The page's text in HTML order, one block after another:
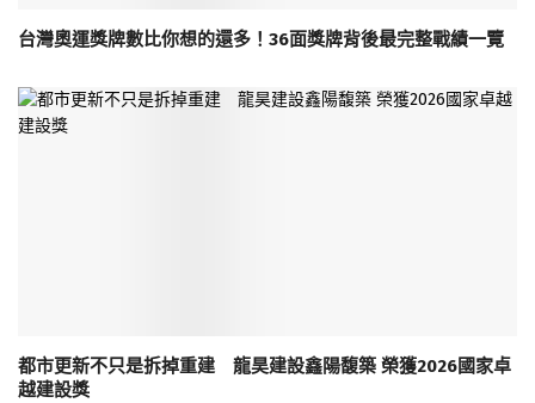
台灣奧運獎牌數比你想的還多！36面獎牌背後最完整戰績一覽
都市更新不只是拆掉重建 龍昊建設鑫陽馥築 榮獲2026國家卓
越建設獎